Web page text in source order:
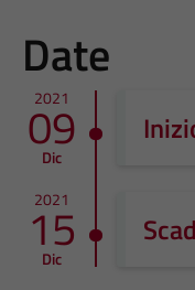
Date
2021
09
Dic
2021
15
Dic